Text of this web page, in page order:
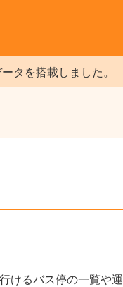
タを搭載しました。
るバス停の一覧や